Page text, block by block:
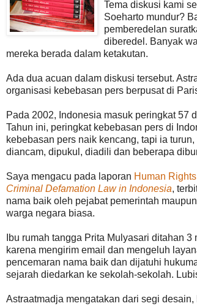
Tema diskusi kami
Soeharto mundur?
pemberedelan
diberedel. Banyak
mereka berada dalam ketakutan.
Ada dua acuan dalam diskusi tersebut.
organisasi kebebasan pers berpusat di
Pada 2002, Indonesia masuk peringkat 57
Tahun ini, peringkat kebebasan pers di
kebebasan pers naik kencang, tapi ia
diancam, dipukul, diadili dan beberapa
Saya mengacu pada laporan Human
Criminal Defamation Law in Indonesia,
nama baik oleh pejabat pemerintah
warga negara biasa.
Ibu rumah tangga Prita Mulyasari ditahan
karena mengirim email dan mengeluh
pencemaran nama baik dan dijatuhi
sejarah diedarkan ke sekolah-sekolah.
Astraatmadja mengatakan dari segi